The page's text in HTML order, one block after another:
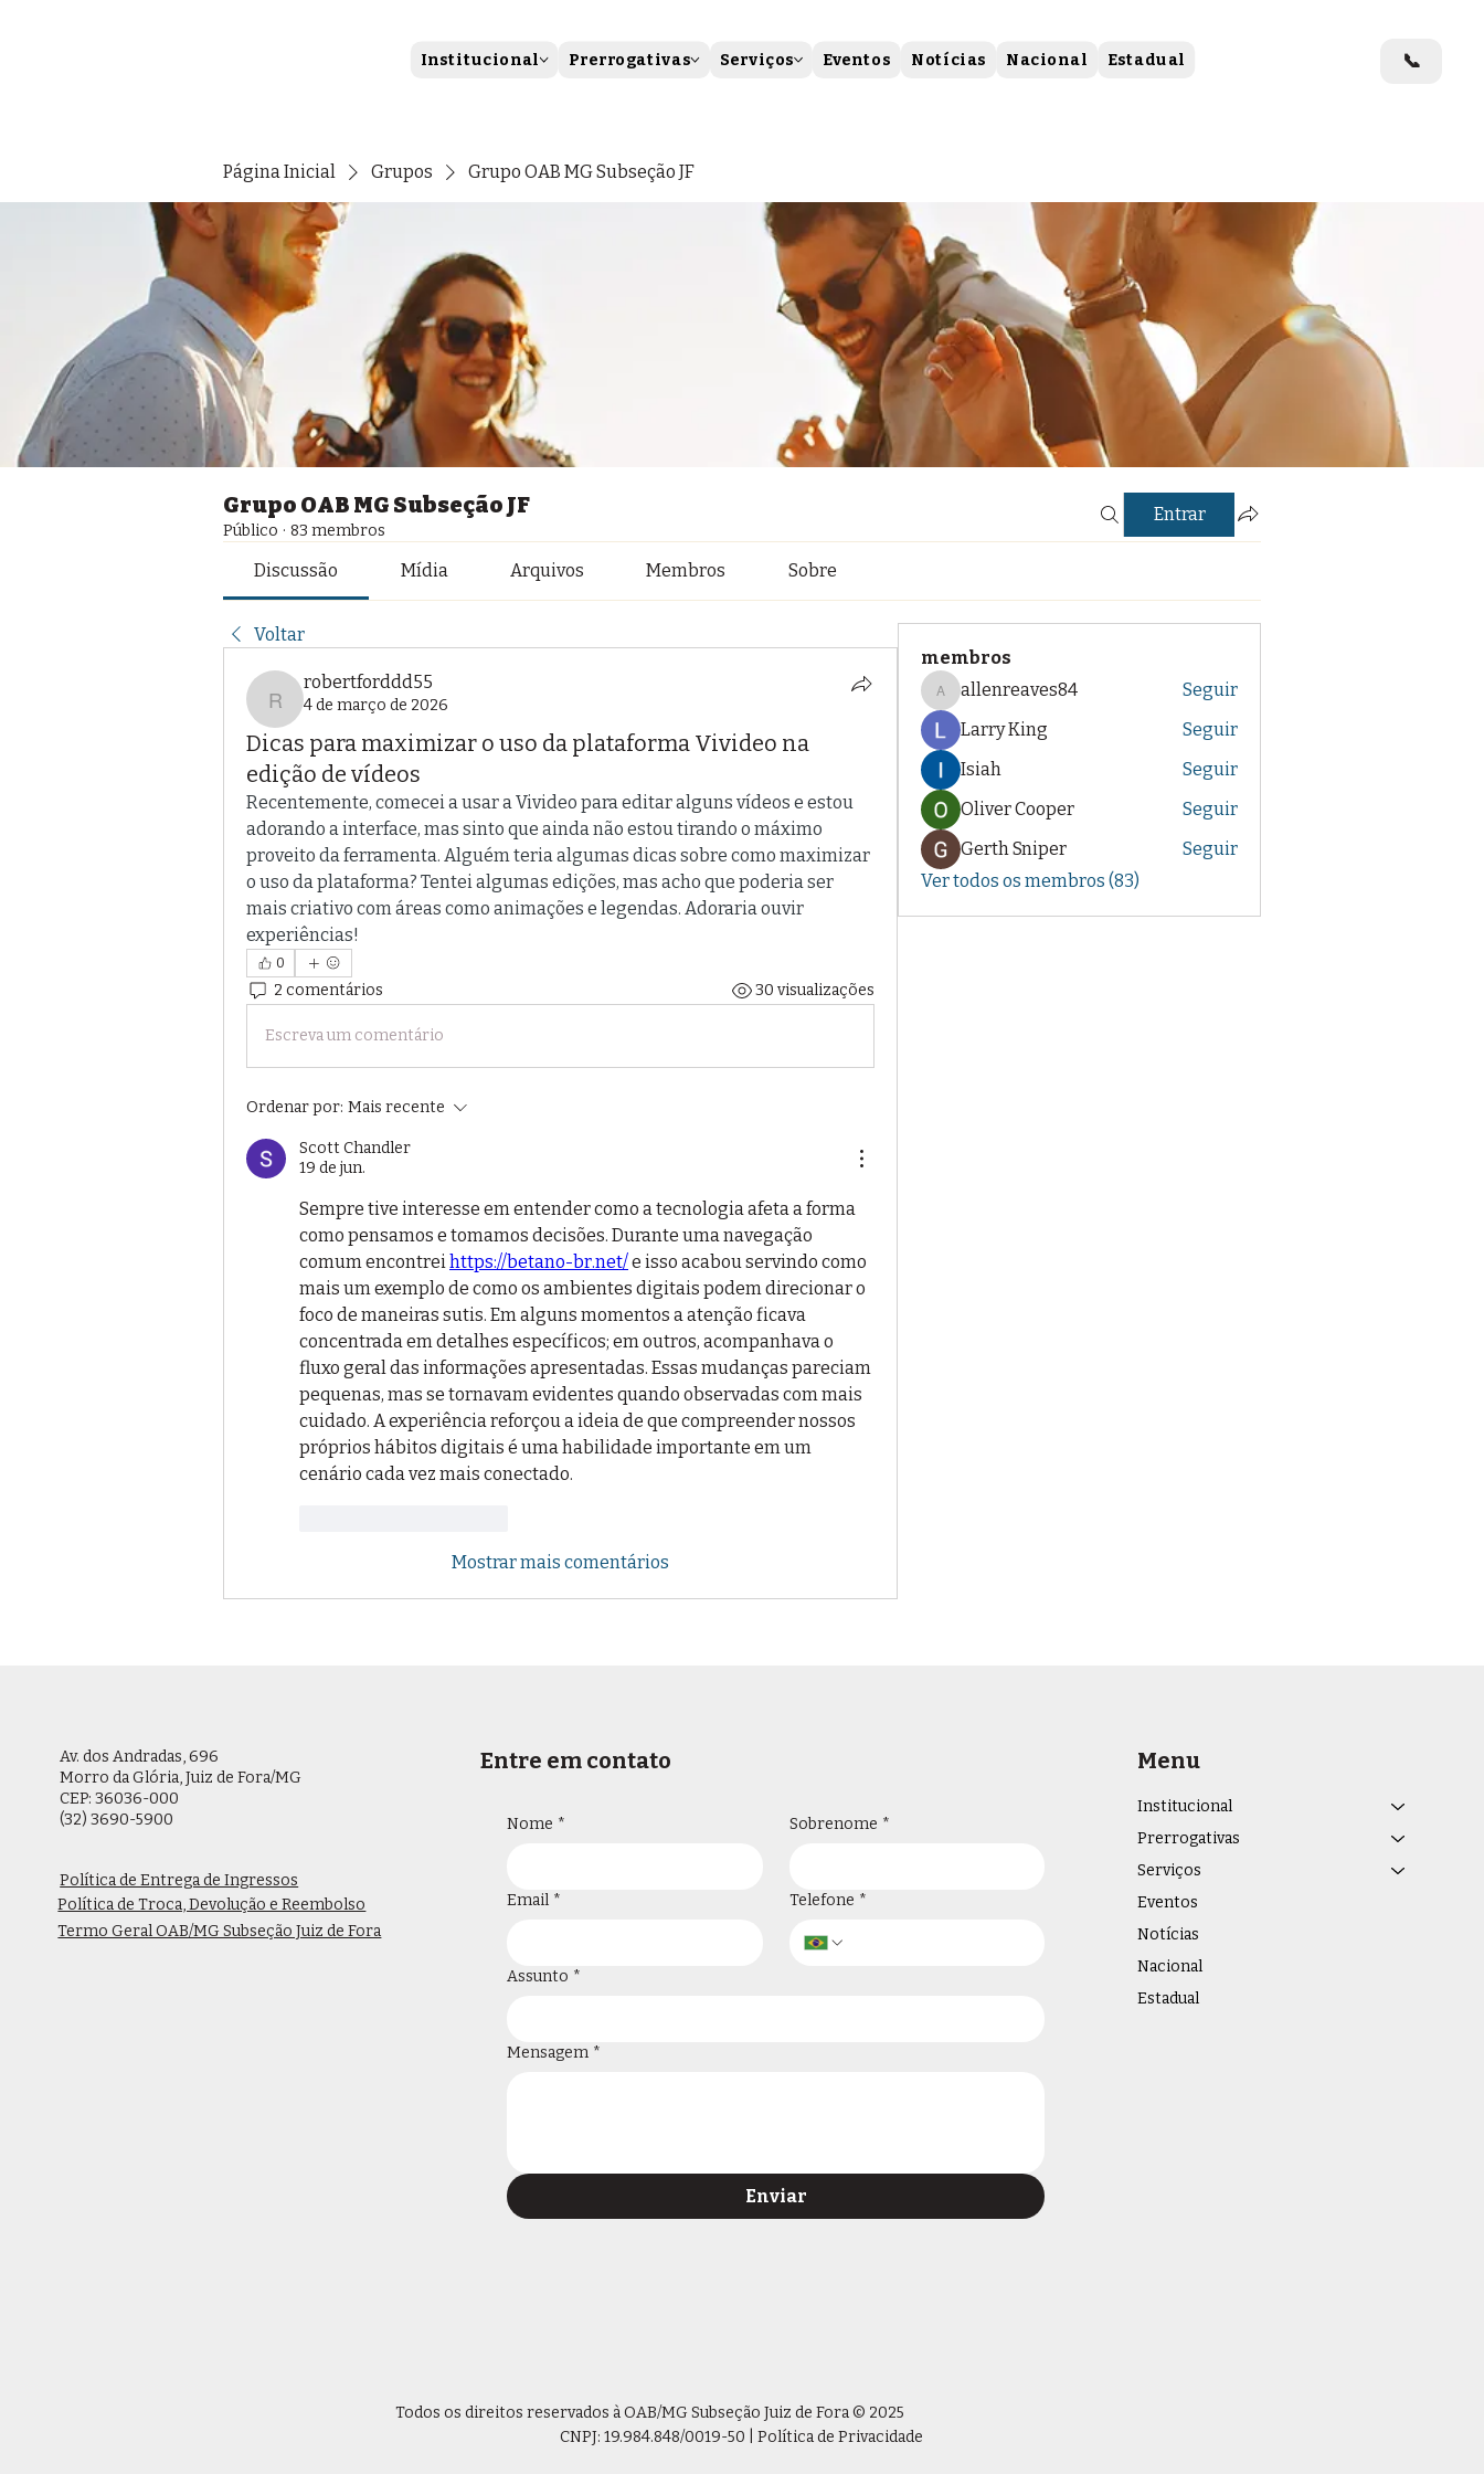
Institucional Prerrogativas Serviços Eventos Notícias Nacional Estadual 📞
Página Inicial Grupos Grupo OAB MG Subseção JF
Grupo OAB MG Subseção JF
Público · 83 membros
Entrar
Discussão Mídia Arquivos Membros Sobre
Voltar
robertforddd55
robertforddd55
4 de março de 2026
Dicas para maximizar o uso da plataforma Vivideo na
edição de vídeos
Recentemente, comecei a usar a Vivideo para editar alguns vídeos e estou
adorando a interface, mas sinto que ainda não estou tirando o máximo
proveito da ferramenta. Alguém teria algumas dicas sobre como maximizar
o uso da plataforma? Tentei algumas edições, mas acho que poderia ser
mais criativo com áreas como animações e legendas. Adoraria ouvir
experiências!
0
2 comentários 30 visualizações
Escreva um comentário
Ordenar por: Mais recente
Scott Chandler
19 de jun.
Sempre tive interesse em entender como a tecnologia afeta a forma
como pensamos e tomamos decisões. Durante uma navegação
comum encontrei https://betano-br.net/ e isso acabou servindo como
mais um exemplo de como os ambientes digitais podem direcionar o
foco de maneiras sutis. Em alguns momentos a atenção ficava
concentrada em detalhes específicos; em outros, acompanhava o
fluxo geral das informações apresentadas. Essas mudanças pareciam
pequenas, mas se tornavam evidentes quando observadas com mais
cuidado. A experiência reforçou a ideia de que compreender nossos
próprios hábitos digitais é uma habilidade importante em um
cenário cada vez mais conectado.
Mostrar mais comentários
membros
allenreaves84
allenreaves84
Seguir
Larry King
Seguir
Isiah
Seguir
Oliver Cooper
Seguir
Gerth Sniper
Seguir
Ver todos os membros (83)
Av. dos Andradas, 696
Morro da Glória, Juiz de Fora/MG
CEP: 36036-000
(32) 3690-5900
Política de Entrega de Ingressos
Termo Geral OAB/MG Subseção Juiz de Fora
Política de Troca, Devolução e Reembolso
Entre em contato
Nome * Sobrenome *
Email * Telefone *
Assunto *
Mensagem *
Enviar
Menu
Institucional
Prerrogativas
Serviços
Eventos
Notícias
Nacional
Estadual
Todos os direitos reservados à OAB/MG Subseção Juiz de Fora © 2025
CNPJ: 19.984.848/0019-50 | Política de Privacidade